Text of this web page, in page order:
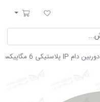
لیست مورد علاقه
سبد خرید
دوربین دام IP پلاستیکی 6 مگاپیکسل POE با لنز 3.3 میکروفون داخلی